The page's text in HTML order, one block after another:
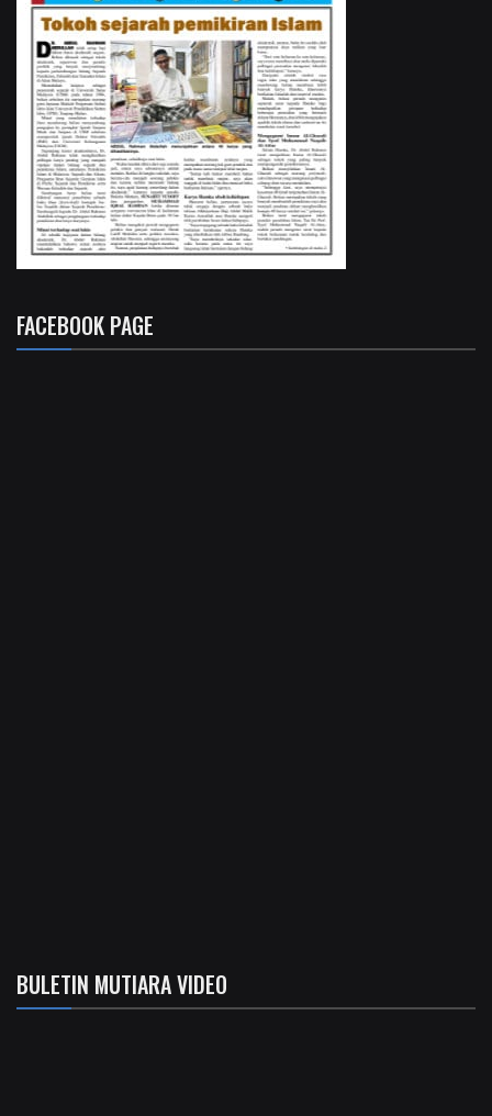
FACEBOOK PAGE
BULETIN MUTIARA VIDEO